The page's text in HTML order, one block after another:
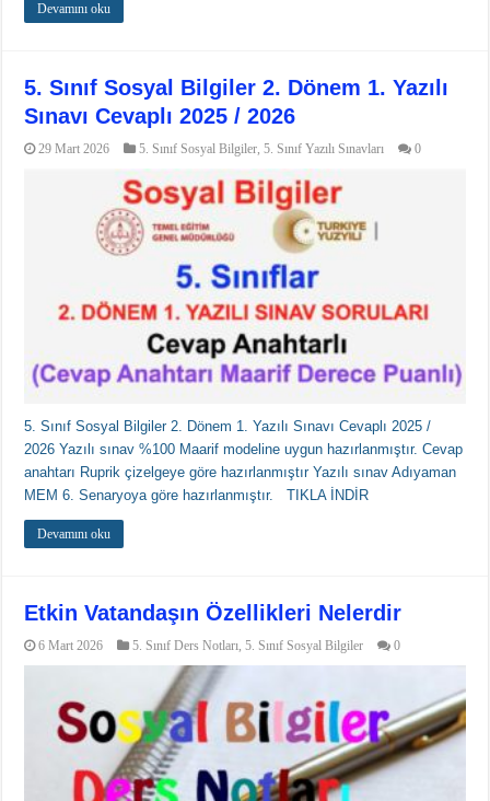
Devamını oku
5. Sınıf Sosyal Bilgiler 2. Dönem 1. Yazılı
Sınavı Cevaplı 2025 / 2026
29 Mart 2026 5. Sınıf Sosyal Bilgiler,5. Sınıf Yazılı Sınavları 0
5. Sınıf Sosyal Bilgiler 2. Dönem 1. Yazılı Sınavı Cevaplı 2025 /
2026 Yazılı sınav %100 Maarif modeline uygun hazırlanmıştır. Cevap
anahtarı Ruprik çizelgeye göre hazırlanmıştır Yazılı sınav Adıyaman
MEM 6. Senaryoya göre hazırlanmıştır. TIKLA İNDİR
Devamını oku
Etkin Vatandaşın Özellikleri Nelerdir
6 Mart 2026 5. Sınıf Ders Notları,5. Sınıf Sosyal Bilgiler 0